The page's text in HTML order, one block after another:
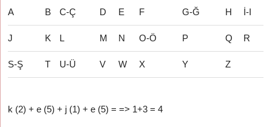
A B C-Ç D E F G-Ğ H İ-I
J K L M N O-Ö P Q R
S-Ş T U-Ü V W X Y Z
k (2) + e (5) + j (1) + e (5) = => 1+3 = 4